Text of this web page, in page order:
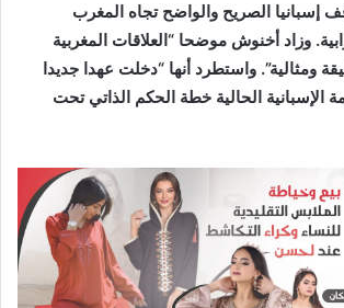
إسبانيا الصريح والواضح تجاه المغرب
وزاد أخنوش موضحا “العلاقات المغربية
ومثالية”. واستطرد أنها “دخلت عهدا جديدا
الحالية خطة الحكم الذاتي تحت